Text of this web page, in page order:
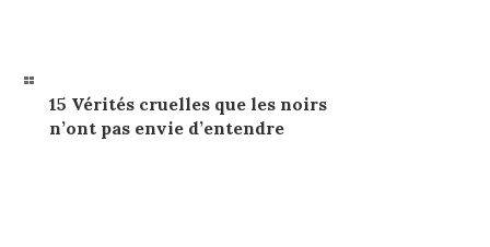
15 Vérités cruelles que les noirs
n’ont pas envie d’entendre